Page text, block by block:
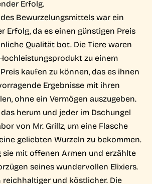
Erfolg.
Bewurzelungsmittels war ein
Erfolg, da es einen günstigen Preis
Qualität bot. Die Tiere waren
zu einem
kaufen zu können, das es ihnen
Ergebnisse mit ihren
ohne ein Vermögen auszugeben.
herum und jeder im Dschungel
von Mr. Grillz, um eine Flasche
geliebten Wurzeln zu bekommen.
sie mit offenen Armen und erzählte
seines wundervollen Elixiers.
reichhaltiger und köstlicher. Die